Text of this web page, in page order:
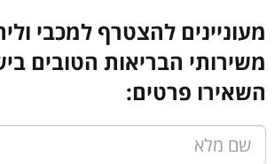
מעוניינים להצטרף למכבי
משירותי הבריאות הטובים
השאירו פרטים: